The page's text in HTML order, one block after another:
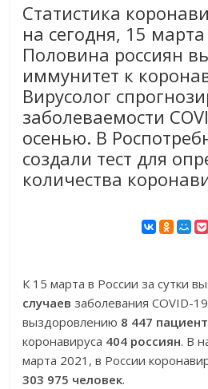
Статистика
на сегодня, 15
Половина россиян
иммунитет к
Вирусолог
заболеваемости
осенью. В
создали тест для
количества
К 15 марта в России за сутки
случаев заболевания COVID-
выздоровлению 8 447
коронавируса 404 россиян. В
марта 2021, в России
303 975 человек.